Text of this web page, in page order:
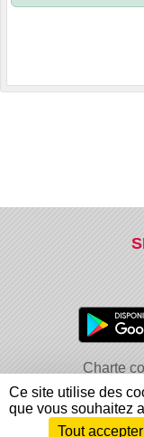
Charte
Informations
Envie de participer ?
Ce site utilise des
que vous souhaitez
Tout accepter